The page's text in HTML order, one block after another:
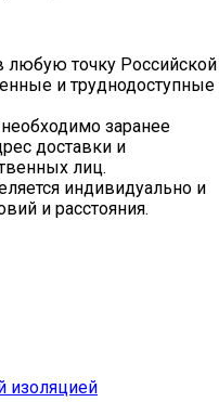
любую точку Российской
и труднодоступные
заранее
доставки и
лиц.
индивидуально и
и расстояния.
изоляцией